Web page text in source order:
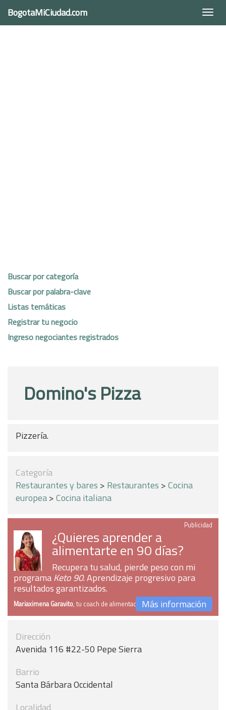
BogotaMiCiudad.com
Buscar por categoría
Buscar por palabra-clave
Listas temáticas
Registrar tu negocio
Ingreso negociantes registrados
Domino's Pizza
Pizzería.
Categoría
Restaurantes y bares > Restaurantes >Cocina
europea>Cocina italiana
Publicidad
¿Quieres aprender a
alimentarte en 90 días?
Recupera tu salud, pierde peso con mi
programaKeto 90. Aprendizaje progresivo para
resultados garantizados.
Mariaximena Garavito, tu coach de alimentaciónMás información
Dirección
Avenida 116 #22-50 Pepe Sierra
Barrio
Santa Bárbara Occidental
Localidad